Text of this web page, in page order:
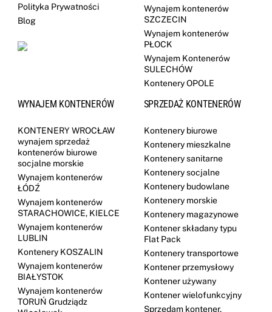
Polityka Prywatności
Blog
Wynajem kontenerów
SZCZECIN
Wynajem kontenerów
PŁOCK
Wynajem Kontenerów
SULECHÓW
Kontenery OPOLE
WYNAJEM KONTENERÓW
KONTENERY WROCŁAW
wynajem sprzedaż
kontenerów biurowe
socjalne morskie
Wynajem kontenerów
ŁÓDŹ
Wynajem kontenerów
STARACHOWICE, KIELCE
Wynajem kontenerów
LUBLIN
Kontenery KOSZALIN
Wynajem kontenerów
BIAŁYSTOK
Wynajem kontenerów
TORUŃ Grudziądz
SPRZEDAŻ KONTENERÓW
Kontenery biurowe
Kontenery mieszkalne
Kontenery sanitarne
Kontenery socjalne
Kontenery budowlane
Kontenery morskie
Kontenery magazynowe
Kontener składany typu
Flat Pack
Kontenery transportowe
Kontener przemysłowy
Kontener używany
Kontener wielofunkcyjny
Sprzedam kontener,